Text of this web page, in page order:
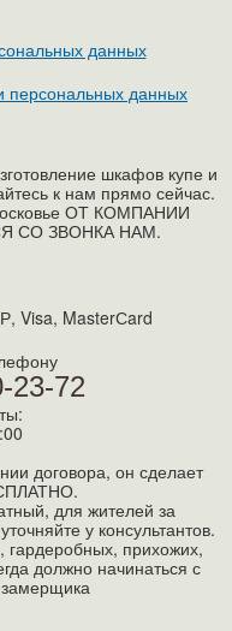
данных
персональных данных
шкафов купе и
к нам прямо сейчас.
ОТ КОМПАНИИ
СО ЗВОНКА НАМ.
Visa, MasterСard
23-72
договора, он сделает
для жителей за
у консультантов.
гардеробных, прихожих,
должно начинаться с